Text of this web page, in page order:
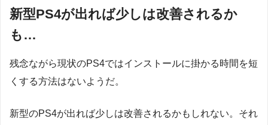
新型PS4が出れば少しは改善されるか
も…
残念ながら現状のPS4ではインストールに掛かる時間を短
くする方法はないようだ。
新型のPS4が出れば少しは改善されるかもしれない。それ